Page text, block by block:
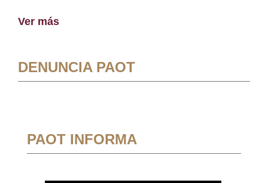
Ver más
DENUNCIA PAOT
PAOT INFORMA